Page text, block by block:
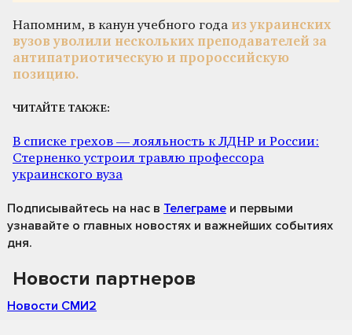
Напомним, в канун учебного года из украинских
вузов уволили нескольких преподавателей за
антипатриотическую и пророссийскую
позицию.
ЧИТАЙТЕ ТАКЖЕ:
В списке грехов — лояльность к ЛДНР и России:
Стерненко устроил травлю профессора
украинского вуза
Подписывайтесь на нас в Телеграме и первыми
узнавайте о главных новостях и важнейших событиях
дня.
Новости партнеров
Новости СМИ2